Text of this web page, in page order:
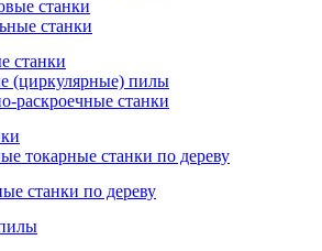
станки
станки
станки
(циркулярные) пилы
раскроечные станки
токарные станки по дереву
станки по дереву